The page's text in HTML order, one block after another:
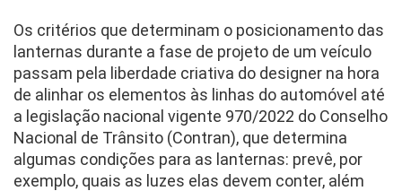
Os critérios que determinam o posicionamento das
lanternas durante a fase de projeto de um veículo
passam pela liberdade criativa do designer na hora
de alinhar os elementos às linhas do automóvel até
a legislação nacional vigente 970/2022 do Conselho
Nacional de Trânsito (Contran), que determina
algumas condições para as lanternas: prevê, por
exemplo, quais as luzes elas devem conter, além